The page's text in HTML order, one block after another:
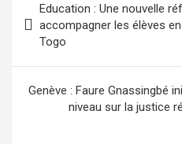
de
l’article
Education : Une nouvelle
accompagner les élèves
Togo
Genève : Faure Gnassingbé
niveau sur la justice